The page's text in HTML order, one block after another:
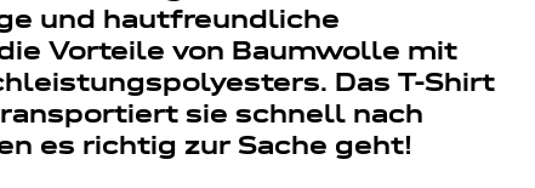
und hautfreundliche
Vorteile von Baumwolle mit
Das T-Shirt
sie schnell nach
es richtig zur Sache geht!